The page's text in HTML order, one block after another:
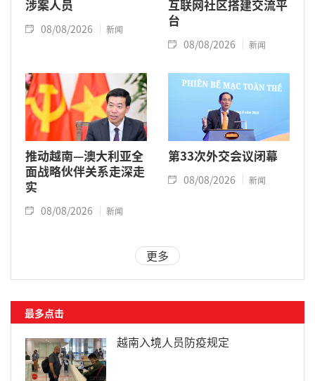
涉案人员
08/08/2026 新闻
互联网社区搭建交流平
台
08/08/2026 新闻
推动越南—澳大利亚全
面战略伙伴关系走深走
实
08/08/2026 新闻
第33次外交会议闭幕
08/08/2026 新闻
更多
最多点击
越南入境人员防疫规定